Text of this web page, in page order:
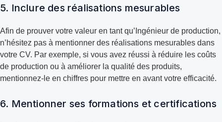
5. Inclure des réalisations mesurables
Afin de prouver votre valeur en tant qu’Ingénieur de production,
n’hésitez pas à mentionner des réalisations mesurables dans
votre CV. Par exemple, si vous avez réussi à réduire les coûts
de production ou à améliorer la qualité des produits,
mentionnez-le en chiffres pour mettre en avant votre efficacité.
6. Mentionner ses formations et certifications